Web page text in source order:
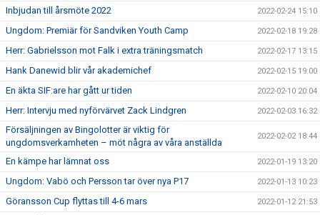
Inbjudan till årsmöte 2022 2022-02-24 15:10
Ungdom: Premiär för Sandviken Youth Camp 2022-02-18 19:28
Herr: Gabrielsson mot Falk i extra träningsmatch 2022-02-17 13:15
Hank Danewid blir vår akademichef 2022-02-15 19:00
En äkta SIF:are har gått ur tiden 2022-02-10 20:04
Herr: Intervju med nyförvärvet Zack Lindgren 2022-02-03 16:32
Försäljningen av Bingolotter är viktig för
ungdomsverkamheten – möt några av våra anställda
2022-02-02 18:44
En kämpe har lämnat oss 2022-01-19 13:20
Ungdom: Vabö och Persson tar över nya P17 2022-01-13 10:23
Göransson Cup flyttas till 4-6 mars 2022-01-12 21:53